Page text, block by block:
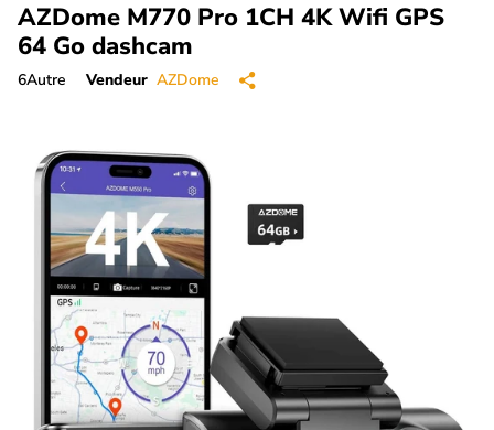
AZDome M770 Pro 1CH 4K Wifi GPS
64 Go dashcam
6Autre Vendeur AZDome